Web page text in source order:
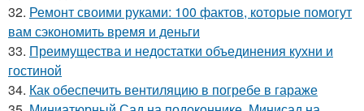
32. Ремонт своими руками: 100 фактов, которые помогут
вам сэкономить время и деньги
33. Преимущества и недостатки объединения кухни и
гостиной
34. Как обеспечить вентиляцию в погребе в гараже